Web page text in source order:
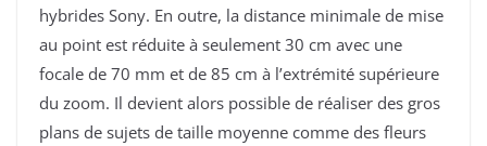
hybrides Sony. En outre, la distance minimale de mise
au point est réduite à seulement 30 cm avec une
focale de 70 mm et de 85 cm à l’extrémité supérieure
du zoom. Il devient alors possible de réaliser des gros
plans de sujets de taille moyenne comme des fleurs